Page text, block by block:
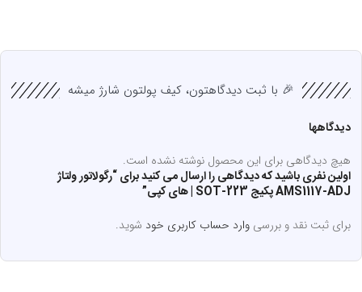
🎉 با ثبت دیدگاهتون، کیف پولتون شارژ میشه
دیدگاهها
هیچ دیدگاهی برای این محصول نوشته نشده است.
اولین نفری باشید که دیدگاهی را ارسال می کنید برای “رگولاتور ولتاژ
AMS1117-ADJ پکیج SOT-223 | های کپی”
برای ثبت نقد و بررسیوارد حساب کاربری خود شوید.